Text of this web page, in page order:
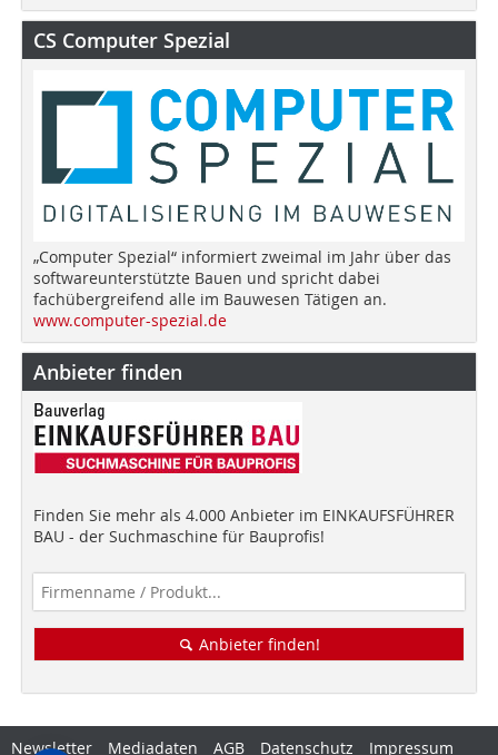
CS Computer Spezial
„Computer Spezial“ informiert zweimal im Jahr über das
softwareunterstützte Bauen und spricht dabei
fachübergreifend alle im Bauwesen Tätigen an.
www.computer-spezial.de
Anbieter finden
Finden Sie mehr als 4.000 Anbieter im EINKAUFSFÜHRER
BAU - der Suchmaschine für Bauprofis!
Anbieter finden!
Newsletter Mediadaten AGB Datenschutz Impressum